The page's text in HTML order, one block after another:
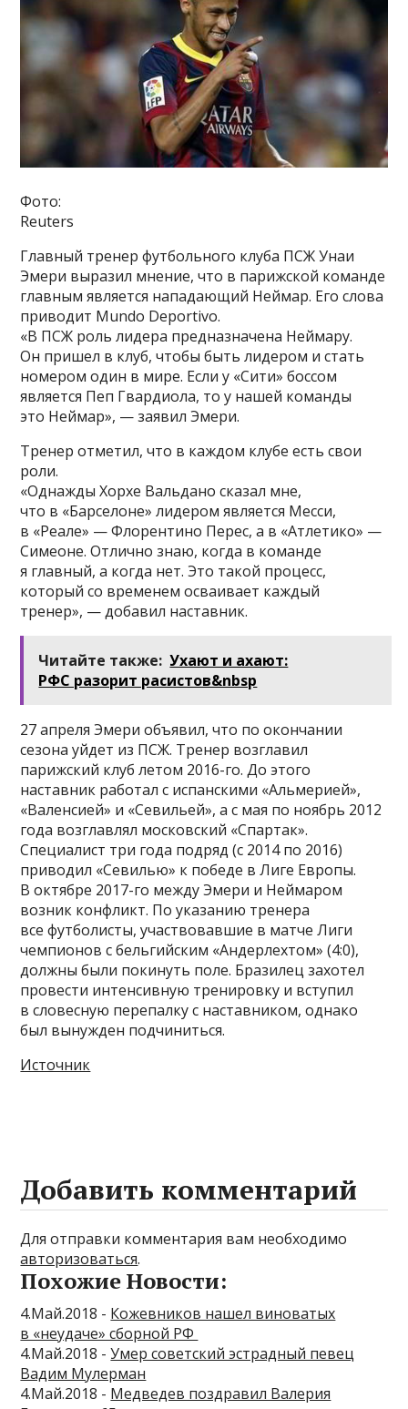
Фото:
Reuters
Главный тренер футбольного клуба ПСЖ Унаи
Эмери выразил мнение, что в парижской команде
главным является нападающий Неймар. Его слова
приводит Mundo Deportivo.
«В ПСЖ роль лидера предназначена Неймару.
Он пришел в клуб, чтобы быть лидером и стать
номером один в мире. Если у «Сити» боссом
является Пеп Гвардиола, то у нашей команды
это Неймар», — заявил Эмери.
Тренер отметил, что в каждом клубе есть свои
роли.
«Однажды Хорхе Вальдано сказал мне,
что в «Барселоне» лидером является Месси,
в «Реале» — Флорентино Перес, а в «Атлетико» —
Симеоне. Отлично знаю, когда в команде
я главный, а когда нет. Это такой процесс,
который со временем осваивает каждый
тренер», — добавил наставник.
Читайте также: Ухают и ахают:
РФС разорит расистов&nbsp
27 апреля Эмери объявил, что по окончании
сезона уйдет из ПСЖ. Тренер возглавил
парижский клуб летом 2016-го. До этого
наставник работал с испанскими «Альмерией»,
«Валенсией» и «Севильей», а с мая по ноябрь 2012
года возглавлял московский «Спартак».
Специалист три года подряд (с 2014 по 2016)
приводил «Севилью» к победе в Лиге Европы.
В октябре 2017-го между Эмери и Неймаром
возник конфликт. По указанию тренера
все футболисты, участвовавшие в матче Лиги
чемпионов с бельгийским «Андерлехтом» (4:0),
должны были покинуть поле. Бразилец захотел
провести интенсивную тренировку и вступил
в словесную перепалку с наставником, однако
был вынужден подчиниться.
Источник
Добавить комментарий
Для отправки комментария вам необходимо
авторизоваться.
Похожие Новости:
4.Май.2018 - Кожевников нашел виноватых
в «неудаче» сборной РФ
4.Май.2018 -Умер советский эстрадный певец
Вадим Мулерман
4.Май.2018 - Медведев поздравил Валерия